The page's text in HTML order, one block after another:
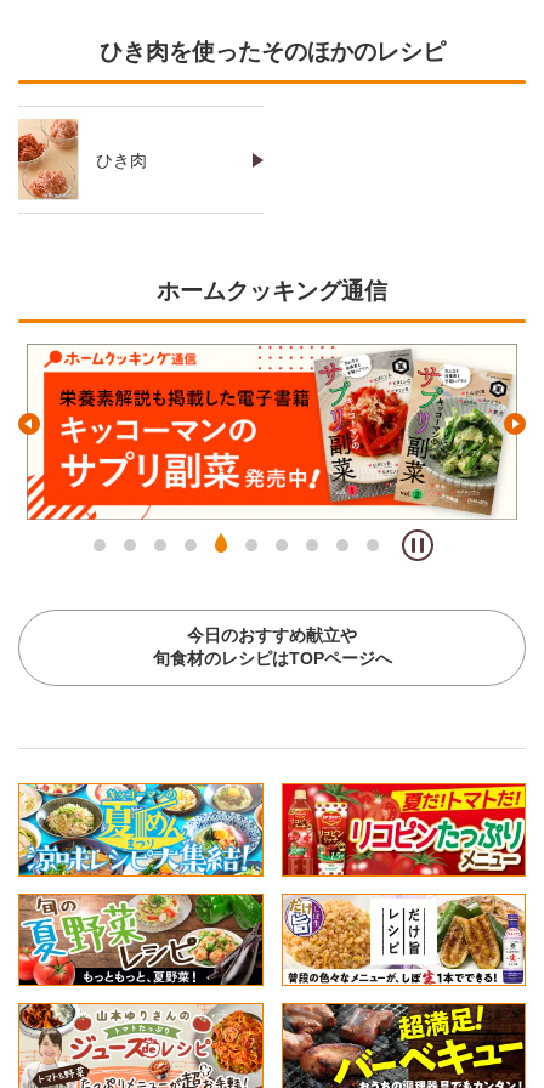
ひき肉を使ったそのほかのレシピ
ひき肉
ホームクッキング通信
今日のおすすめ献立や
旬食材のレシピはTOPページへ